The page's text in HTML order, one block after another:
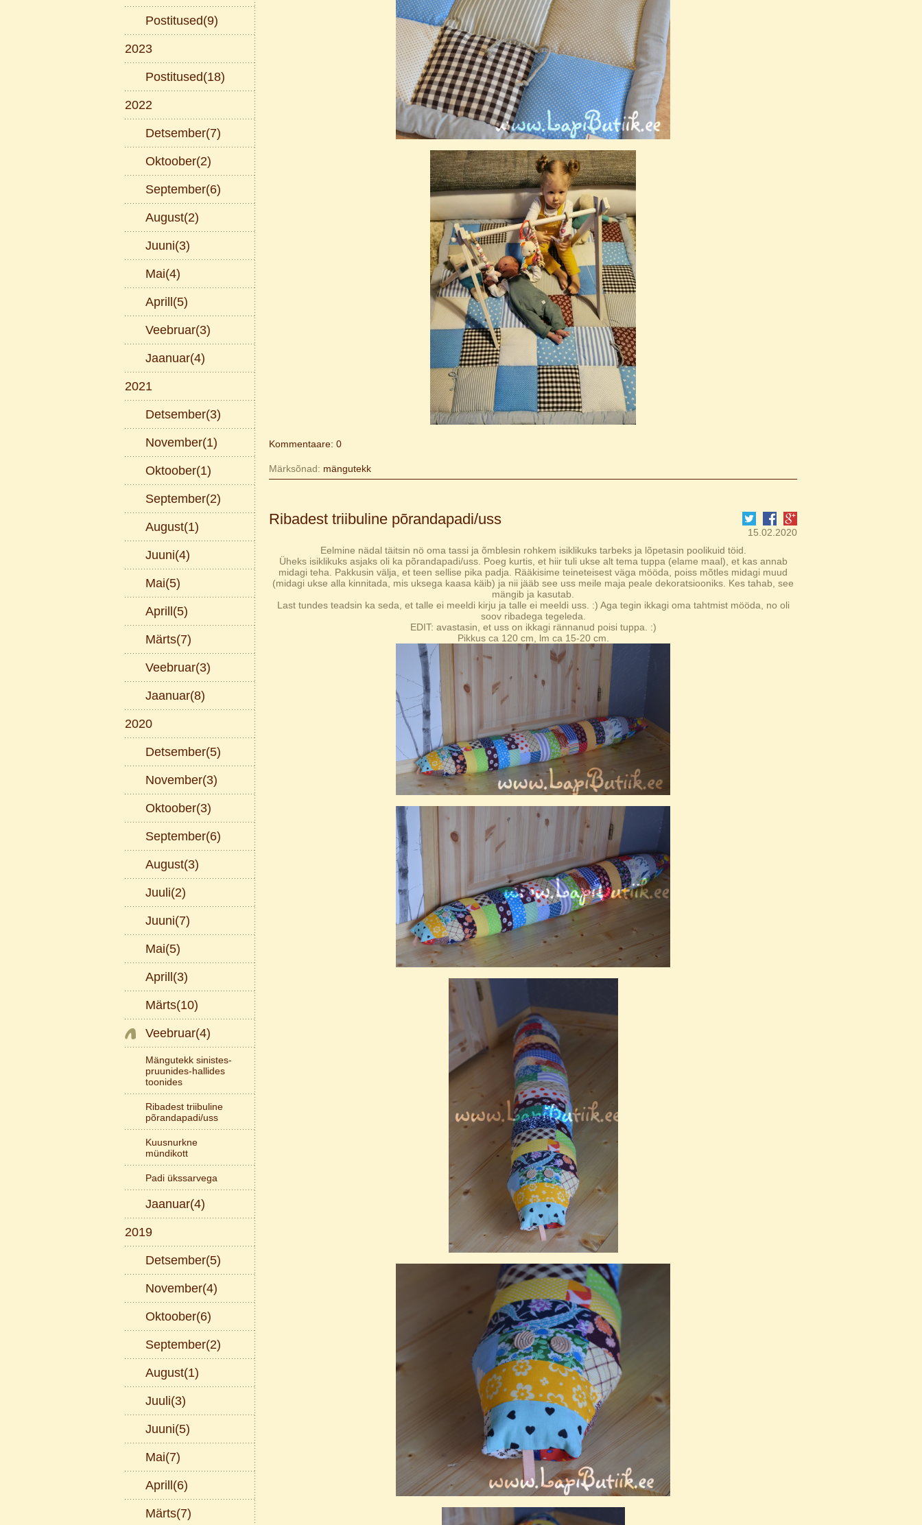
Postitused(9)
2023
Postitused(18)
2022
Detsember(7)
Oktoober(2)
September(6)
August(2)
Juuni(3)
Mai(4)
Aprill(5)
Veebruar(3)
Jaanuar(4)
2021
Detsember(3)
November(1)
Oktoober(1)
September(2)
August(1)
Juuni(4)
Mai(5)
Aprill(5)
Märts(7)
Veebruar(3)
Jaanuar(8)
2020
Detsember(5)
November(3)
Oktoober(3)
September(6)
August(3)
Juuli(2)
Juuni(7)
Mai(5)
Aprill(3)
Märts(10)
Veebruar(4)
Mängutekk sinistes-
pruunides-hallides
toonides
Ribadest triibuline
põrandapadi/uss
Kuusnurkne
mündikott
Padi ükssarvega
Jaanuar(4)
2019
Detsember(5)
November(4)
Oktoober(6)
September(2)
August(1)
Juuli(3)
Juuni(5)
Mai(7)
Aprill(6)
Märts(7)
Kommentaare: 0
Märksõnad: mängutekk
Ribadest triibuline põrandapadi/uss
15.02.2020
Eelmine nädal täitsin nö oma tassi ja õmblesin rohkem isiklikuks tarbeks ja lõpetasin poolikuid töid.
Üheks isiklikuks asjaks oli ka põrandapadi/uss. Poeg kurtis, et hiir tuli ukse alt tema tuppa (elame maal), et kas annab
midagi teha. Pakkusin välja, et teen sellise pika padja. Rääkisime teineteisest väga mööda, poiss mõtles midagi muud
(midagi ukse alla kinnitada, mis uksega kaasa käib) ja nii jääb see uss meile maja peale dekoratsiooniks. Kes tahab, see
mängib ja kasutab.
Last tundes teadsin ka seda, et talle ei meeldi kirju ja talle ei meeldi uss. :) Aga tegin ikkagi oma tahtmist mööda, no oli
soov ribadega tegeleda.
EDIT: avastasin, et uss on ikkagi rännanud poisi tuppa. :)
Pikkus ca 120 cm, lm ca 15-20 cm.